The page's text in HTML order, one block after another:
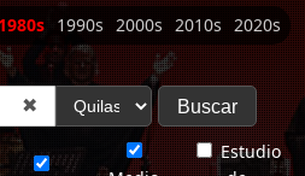
1980s 1990s 2000s 2010s 2020s
✖
Estudio